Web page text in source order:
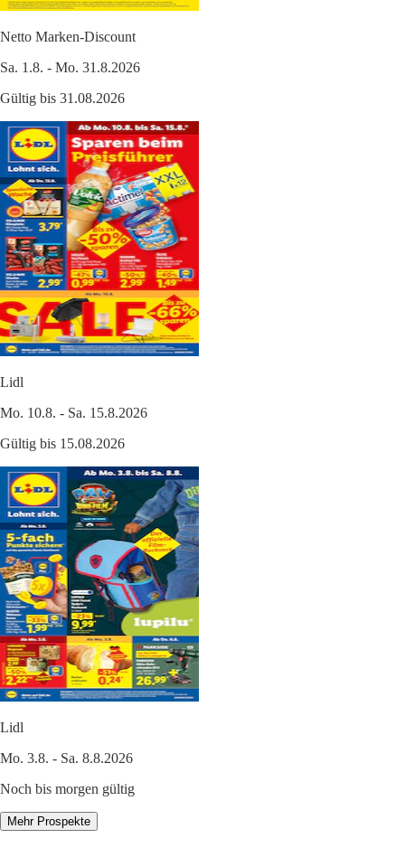
Netto Marken-Discount
Sa. 1.8. - Mo. 31.8.2026
Gültig bis 31.08.2026
Lidl
Mo. 10.8. - Sa. 15.8.2026
Gültig bis 15.08.2026
Lidl
Mo. 3.8. - Sa. 8.8.2026
Noch bis morgen gültig
Mehr Prospekte